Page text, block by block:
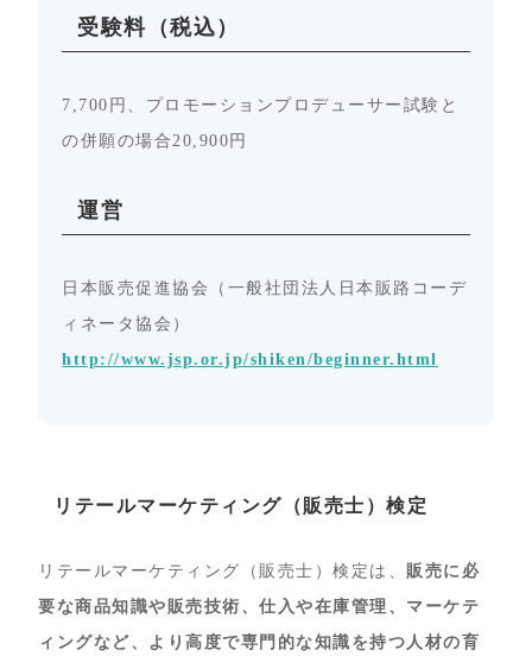
受験料（税込）
7,700円、プロモーションプロデューサー試験と
の併願の場合20,900円
運営
日本販売促進協会（一般社団法人日本販路コーデ
ィネータ協会）
http://www.jsp.or.jp/shiken/beginner.html
リテールマーケティング（販売士）検定
リテールマーケティング（販売士）検定は、販売に必
要な商品知識や販売技術、仕入や在庫管理、マーケテ
ィングなど、より高度で専門的な知識を持つ人材の育